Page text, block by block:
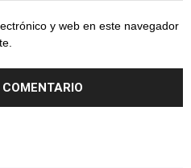
y web en este navegador